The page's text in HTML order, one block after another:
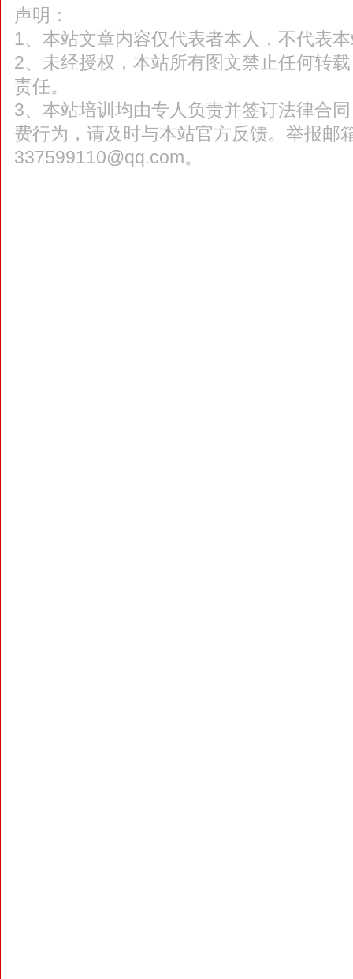
声明：
1、本站文章内容仅代表者本人，不代表
2、未经授权，本站所有图文禁止任何转
责任。
3、本站培训均由专人负责并签订法律合
费行为，请及时与本站官方反馈。举报邮
337599110@qq.com。